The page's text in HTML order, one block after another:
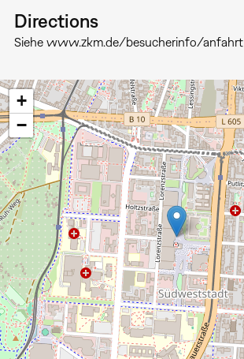
Directions
Siehe www.zkm.de/besucherinfo/anfahrt
+
−